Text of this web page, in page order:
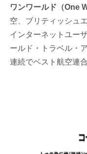
ワンワールド（One
空、ブリティッシュ
インターネットユー
ールド・トラベル・
連続でベスト航空連